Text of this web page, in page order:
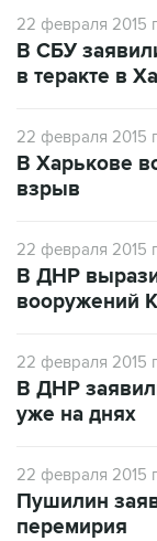
22 февраля 2015
В СБУ
в теракте в
22 февраля 2015
В Харькове
взрыв
22 февраля 2015
В ДНР
вооружений
22 февраля 2015
В ДНР
уже на днях
22 февраля 2015
Пушилин
перемирия